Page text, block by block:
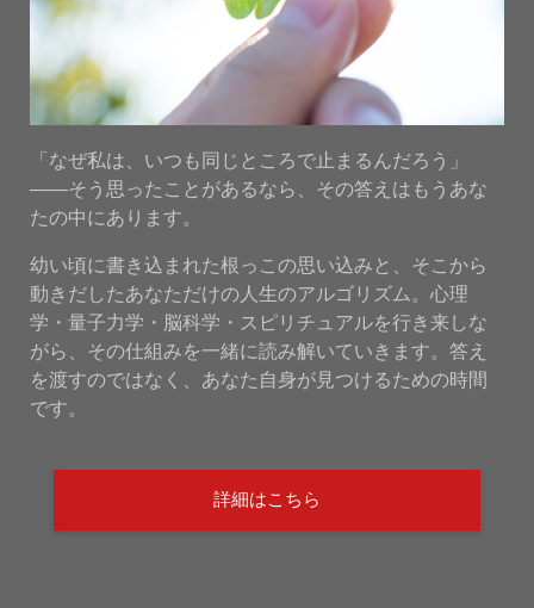
「なぜ私は、いつも同じところで止まるんだろう」
——そう思ったことがあるなら、その答えはもうあな
たの中にあります。
幼い頃に書き込まれた根っこの思い込みと、そこから
動きだしたあなただけの人生のアルゴリズム。心理
学・量子力学・脳科学・スピリチュアルを行き来しな
がら、その仕組みを一緒に読み解いていきます。答え
を渡すのではなく、あなた自身が見つけるための時間
です。
詳細はこちら